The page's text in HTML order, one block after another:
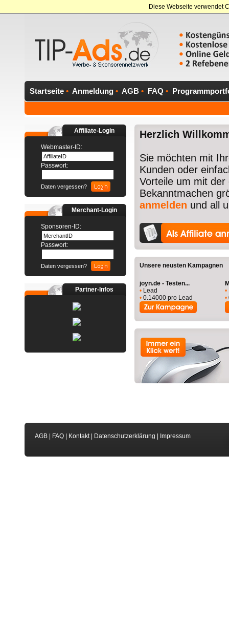
Diese Webseite verwendet
Startseite • Anmeldung • AGB • FAQ •
Affiliate-Login
Webmaster-ID:
Passwort:
Daten vergessen?
Merchant-Login
Sponsoren-ID:
Passwort:
Daten vergessen?
Partner-Infos
Herzlich
Sie möchten mit
Kunden oder
Vorteile um mit
Bekanntmachen
anmelden und all
Unsere neusten Kampagnen
joyn.de - Testen...
• Lead
• 0.14000 pro Lead
•
•
AGB FAQ Kontakt| Datenschutzerklärung Impressum